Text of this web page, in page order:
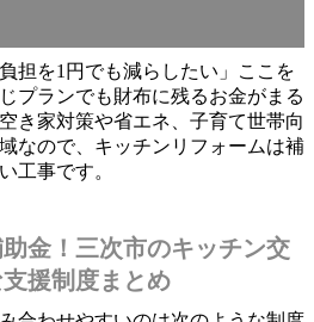
担を1円でも減らしたい」ここを
プランでも財布に残るお金がまる
き家対策や省エネ、子育て世帯向
なので、キッチンリフォームは補
工事です。
金！三次市のキッチン交
援制度まとめ